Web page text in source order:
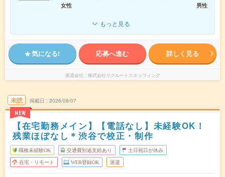
女性
男性
もっと見る
気になる! 応募へ進む 詳しく見る
派遣会社 株式会社リクルートスタッフィング
未読
NEW
掲載日 2026/08/07
【在宅勤務メイン】【電話なし】未経験OK！
残業ほぼなし＊渋谷で校正・制作
職種未経験OK 交通費別途支給あり 土日祝日が休み
在宅・リモート WEB登録OK 派遣